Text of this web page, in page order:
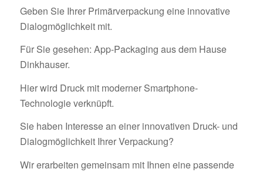
Geben Sie Ihrer Primärverpackung eine innovative
Dialogmöglichkeit mit.
Für Sie gesehen: App-Packaging aus dem Hause
Dinkhauser.
Hier wird Druck mit moderner Smartphone-
Technologie verknüpft.
Sie haben Interesse an einer innovativen Druck- und
Dialogmöglichkeit Ihrer Verpackung?
Wir erarbeiten gemeinsam mit Ihnen eine passende